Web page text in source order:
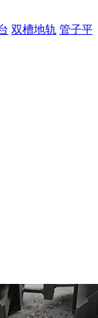
双槽地轨 管子平台